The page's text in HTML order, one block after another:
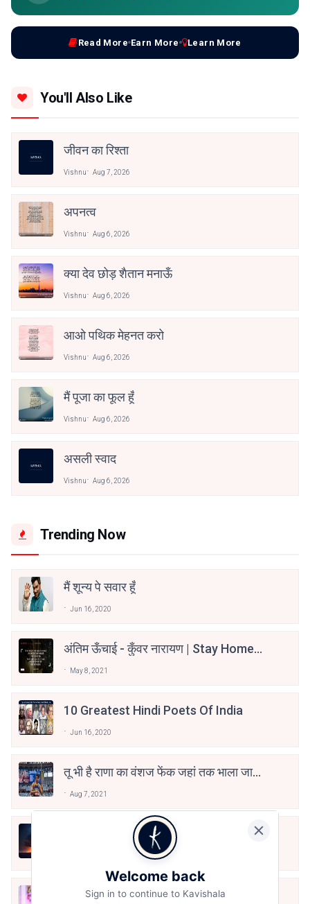
Read More Earn More Learn More
You'll Also Like
जीवन का रिश्ता
Vishnu Aug 7, 2026
अपनत्व
Vishnu Aug 6, 2026
क्या देव छोड़ शैतान मनाऊँ
Vishnu Aug 6, 2026
आओ पथिक मेहनत करो
Vishnu Aug 6, 2026
मैं पूजा का फूल हूँ
Vishnu Aug 6, 2026
असली स्वाद
Vishnu Aug 6, 2026
Trending Now
मैं शून्य पे सवार हूँ
Jun 16, 2020
अंतिम ऊँचाई - कुँवर नारायण | Stay Home
May 8, 2021
10 Greatest Hindi Poets Of India
Jun 16, 2020
तू भी है राणा का वंशज फेंक जहां तक भाला जाए:
Aug 7, 2021
हिज्र पे ये रात भी
मोहब्बत के सफ़र को एक हँसी आग़ाज़ दे देना -
Welcome back
Sign in to continue to Kavishala